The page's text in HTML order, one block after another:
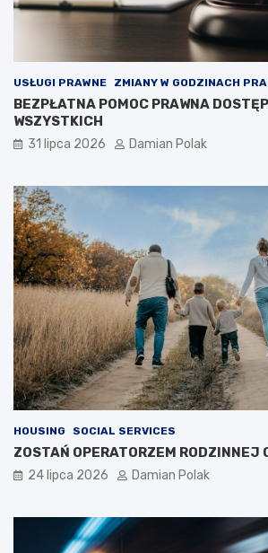
USŁUGI PRAWNE ZMIANY W GODZINACH
BEZPŁATNA POMOC PRAWNA
WSZYSTKICH
31 lipca 2026 Damian Polak
HOUSING SOCIAL SERVICES
ZOSTAŃ OPERATORZEM RODZINNEJ
24 lipca 2026 Damian Polak